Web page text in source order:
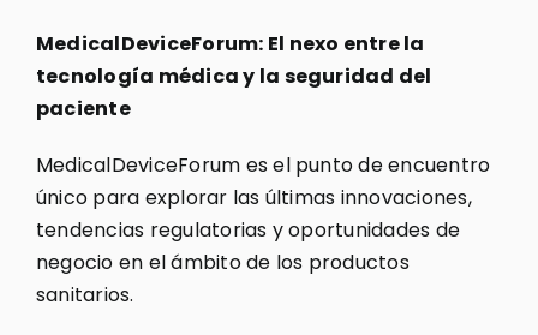
MedicalDeviceForum: El nexo entre la
tecnología médica y la seguridad del
paciente
MedicalDeviceForum es el punto de encuentro
único para explorar las últimas innovaciones,
tendencias regulatorias y oportunidades de
negocio en el ámbito de los productos
sanitarios.